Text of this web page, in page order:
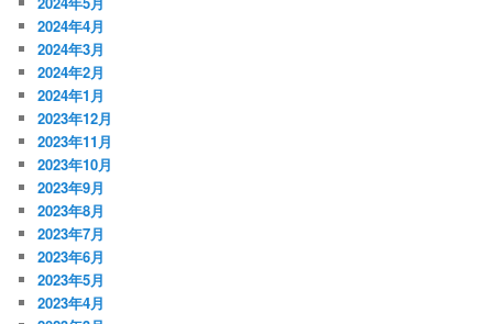
2024年4月
2024年3月
2024年2月
2024年1月
2023年12月
2023年11月
2023年10月
2023年9月
2023年8月
2023年7月
2023年6月
2023年5月
2023年4月